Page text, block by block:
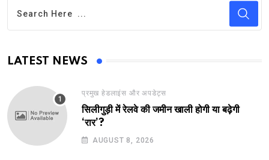
LATEST NEWS
प्रमुख हेडलाइंस और अपडेट्स
सिलीगुड़ी में रेलवे की जमीन खाली होगी या बढ़ेगी
‘रार’?
AUGUST 8, 2026